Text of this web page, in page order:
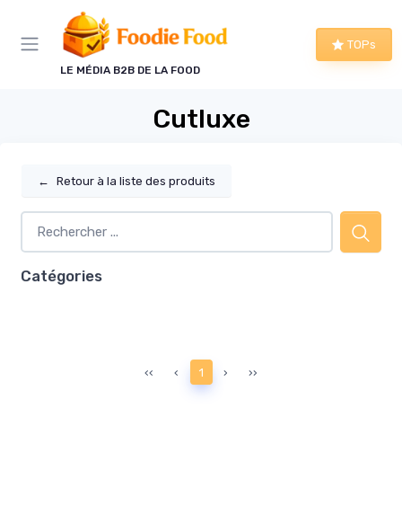
LE MÉDIA B2B DE LA FOOD
TOPs
Cutluxe
← Retour à la liste des produits
Catégories
‹‹ ‹ 1 › ››
Panneau de gestion des cookies